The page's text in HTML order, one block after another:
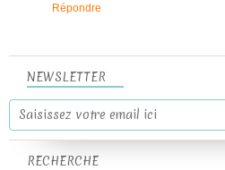
Répondre
NEWSLETTER
RECHERCHE